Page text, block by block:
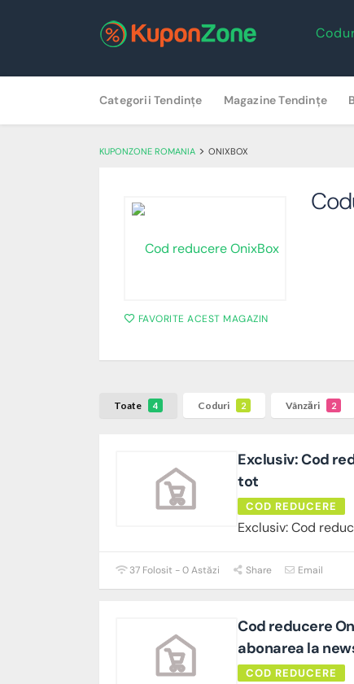
to
content
Categorii Tendințe Magazine Tendințe
KUPONZONE ROMANIA > ONIXBOX
FAVORITE ACEST MAGAZIN
Toate 4 Coduri 2 Vânzări 2
Exclusiv: Cod
tot
COD REDUCERE
Exclusiv: Cod
37 Folosit - 0 Astăzi Share Email
Cod reducere
abonarea la
COD REDUCERE